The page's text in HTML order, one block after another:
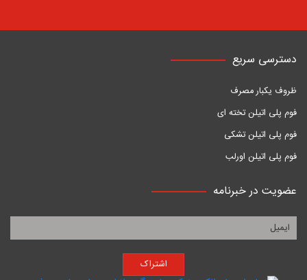
دسترسی سریع
ظروف یکبار مصرف
فوم پلی اتیلن تخته ای
فوم پلی اتیلن تشکی
فوم پلی اتیلن اورلب
عضویت در خبرنامه
اشتراک